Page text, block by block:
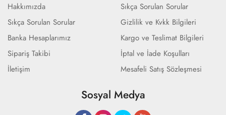
Hakkımızda
Sıkça Sorulan Sorular
Banka Hesaplarımız
Sipariş Takibi
İletişim
Sıkça Sorulan Sorular
Gizlilik ve Kvkk Bilgileri
Kargo ve Teslimat Bilgileri
İptal ve İade Koşulları
Mesafeli Satış Sözleşmesi
Sosyal Medya